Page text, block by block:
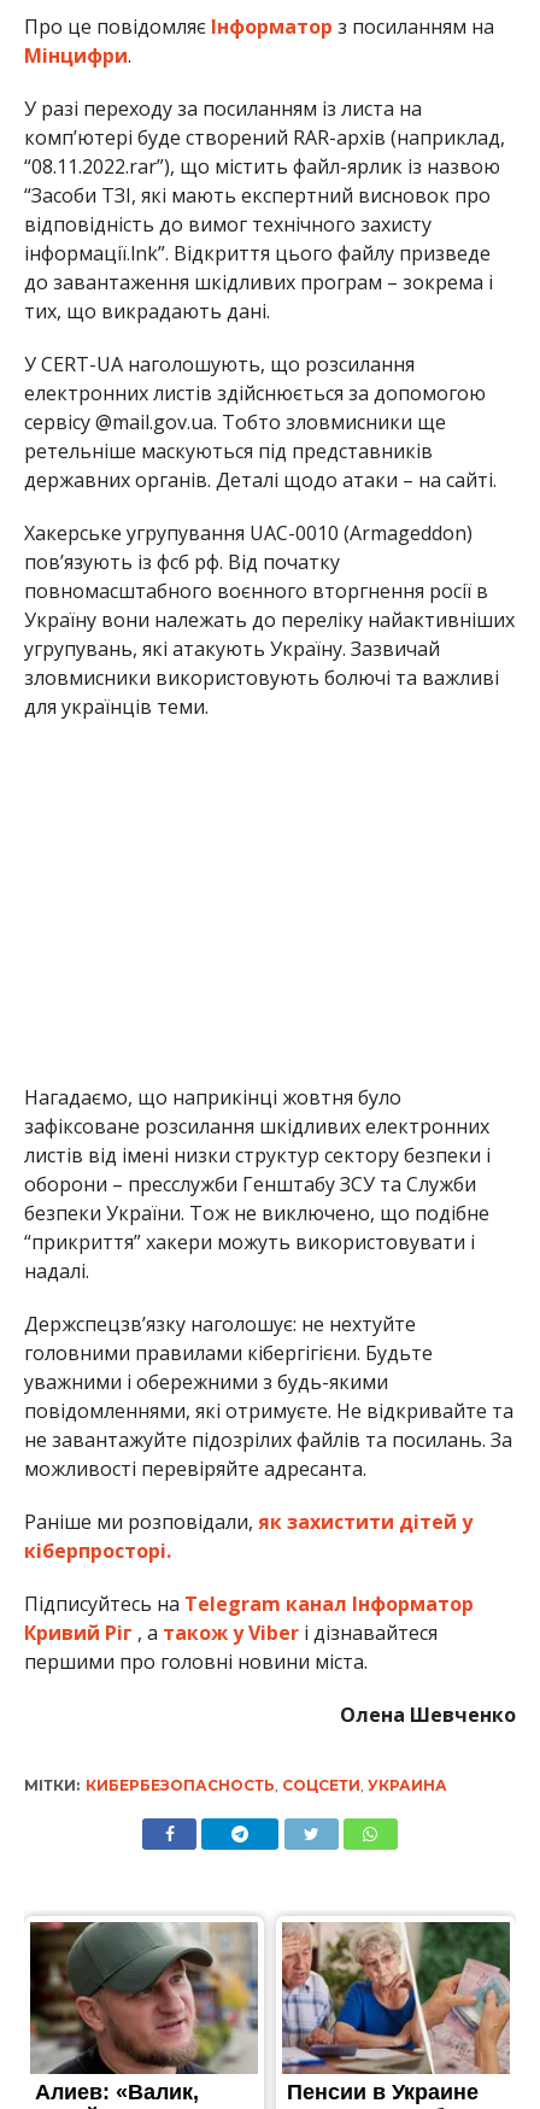
Про це повідомляє Інформатор з посиланням на
Мінцифри.
У разі переходу за посиланням із листа на
комп’ютері буде створений RAR-архів (наприклад,
“08.11.2022.rar”), що містить файл-ярлик із назвою
“Засоби ТЗІ, які мають експертний висновок про
відповідність до вимог технічного захисту
інформації.lnk”. Відкриття цього файлу призведе
до завантаження шкідливих програм – зокрема і
тих, що викрадають дані.
У CERT-UA наголошують, що розсилання
електронних листів здійснюється за допомогою
сервісу @mail.gov.ua. Тобто зловмисники ще
ретельніше маскуються під представників
державних органів. Деталі щодо атаки – на сайті.
Хакерське угрупування UAC-0010 (Armageddon)
пов’язують із фсб рф. Від початку
повномасштабного воєнного вторгнення росії в
Україну вони належать до переліку найактивніших
угрупувань, які атакують Україну. Зазвичай
зловмисники використовують болючі та важливі
для українців теми.
Нагадаємо, що наприкінці жовтня було
зафіксоване розсилання шкідливих електронних
листів від імені низки структур сектору безпеки і
оборони – пресслужби Генштабу ЗСУ та Служби
безпеки України. Тож не виключено, що подібне
“прикриття” хакери можуть використовувати і
надалі.
Держспецзв’язку наголошує: не нехтуйте
головними правилами кібергігієни. Будьте
уважними і обережними з будь-якими
повідомленнями, які отримуєте. Не відкривайте та
не завантажуйте підозрілих файлів та посилань. За
можливості перевіряйте адресанта.
Раніше ми розповідали, як захистити дітей у
кіберпросторі.
Підписуйтесь на Telegram канал Інформатор
Кривий Ріг , а також у Viberі дізнавайтеся
першими про головні новини міста.
Олена Шевченко
МІТКИ: КИБЕРБЕЗОПАСНОСТЬ СОЦСЕТИ УКРАИНА